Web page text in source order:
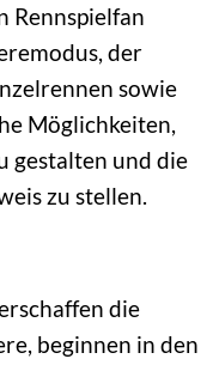
Rennspielfan
der
sowie
Möglichkeiten,
gestalten und die
zu stellen.
die
beginnen in den